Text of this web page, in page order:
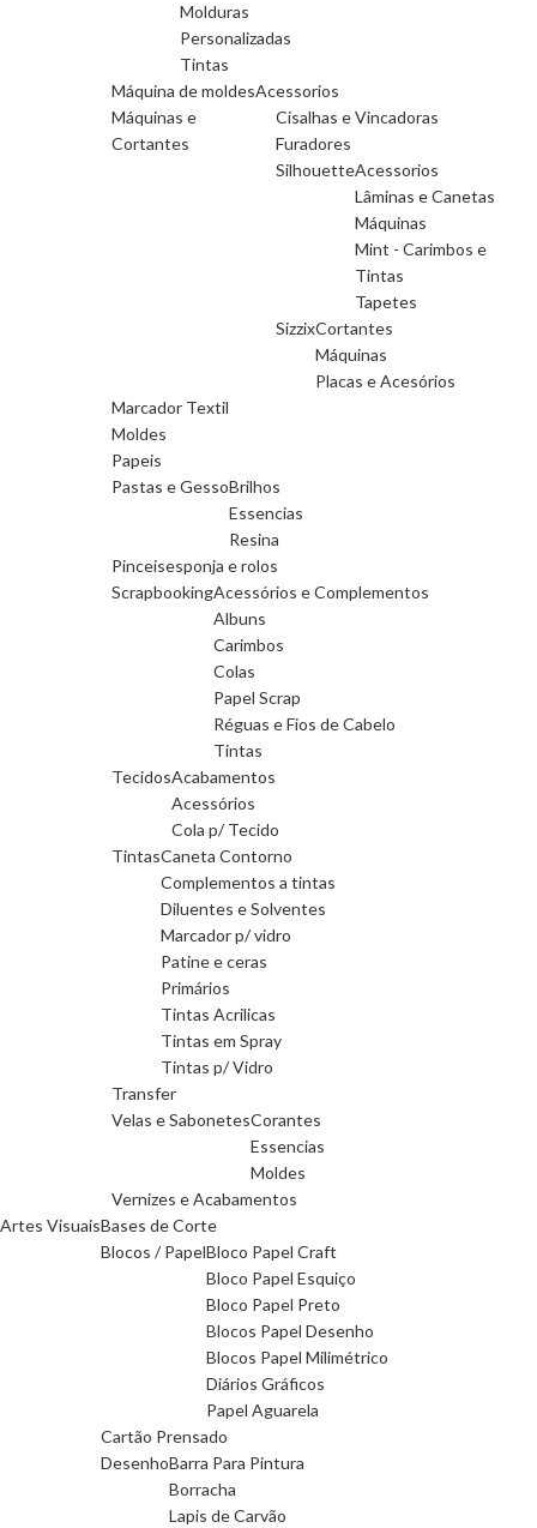
Molduras
Personalizadas
Tintas
Máquina de moldesAcessorios
Máquinas e
Cortantes
Cisalhas e Vincadoras
Furadores
SilhouetteAcessorios
Lâminas e Canetas
Máquinas
Mint - Carimbos e
Tintas
Tapetes
SizzixCortantes
Máquinas
Placas e Acesórios
Marcador Textil
Moldes
Papeis
Pastas e GessoBrilhos
Essencias
Resina
Pinceisesponja e rolos
ScrapbookingAcessórios e Complementos
Albuns
Carimbos
Colas
Papel Scrap
Réguas e Fios de Cabelo
Tintas
TecidosAcabamentos
Acessórios
Cola p/ Tecido
TintasCaneta Contorno
Complementos a tintas
Diluentes e Solventes
Marcador p/ vidro
Patine e ceras
Primários
Tintas Acrilicas
Tintas em Spray
Tintas p/ Vidro
Transfer
Velas e SabonetesCorantes
Essencias
Moldes
Vernizes e Acabamentos
Artes VisuaisBases de Corte
Blocos / PapelBloco Papel Craft
Bloco Papel Esquiço
Bloco Papel Preto
Blocos Papel Desenho
Blocos Papel Milimétrico
Diários Gráficos
Papel Aguarela
Cartão Prensado
DesenhoBarra Para Pintura
Borracha
Lapis de Carvão